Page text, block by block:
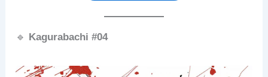
🔹 Kagurabachi #04